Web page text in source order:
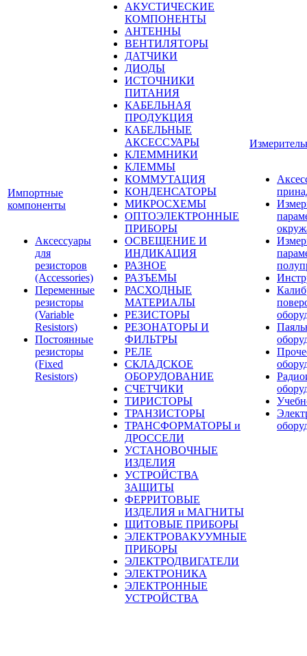
Импортные
компоненты
Аксессуары
для
резисторов
(Accessories)
Переменные
резисторы
(Variable
Resistors)
Постоянные
резисторы
(Fixed
Resistors)
АКУСТИЧЕСКИЕ
КОМПОНЕНТЫ
АНТЕННЫ
ВЕНТИЛЯТОРЫ
ДАТЧИКИ
ДИОДЫ
ИСТОЧНИКИ
ПИТАНИЯ
КАБЕЛЬНАЯ
ПРОДУКЦИЯ
КАБЕЛЬНЫЕ
АКСЕССУАРЫ
КЛЕММНИКИ
КЛЕММЫ
КОММУТАЦИЯ
КОНДЕНСАТОРЫ
МИКРОСХЕМЫ
ОПТОЭЛЕКТРОННЫЕ
ПРИБОРЫ
ОСВЕЩЕНИЕ И
ИНДИКАЦИЯ
РАЗНОЕ
РАЗЪЕМЫ
РАСХОДНЫЕ
МАТЕРИАЛЫ
РЕЗИСТОРЫ
РЕЗОНАТОРЫ И
ФИЛЬТРЫ
РЕЛЕ
СКЛАДСКОЕ
ОБОРУДОВАНИЕ
СЧЕТЧИКИ
ТИРИСТОРЫ
ТРАНЗИСТОРЫ
ТРАНСФОРМАТОРЫ и
ДРОССЕЛИ
УСТАНОВОЧНЫЕ
ИЗДЕЛИЯ
УСТРОЙСТВА
ЗАЩИТЫ
ФЕРРИТОВЫЕ
ИЗДЕЛИЯ и МАГНИТЫ
ЩИТОВЫЕ ПРИБОРЫ
ЭЛЕКТРОВАКУУМНЫЕ
ПРИБОРЫ
ЭЛЕКТРОДВИГАТЕЛИ
ЭЛЕКТРОНИКА
ЭЛЕКТРОННЫЕ
УСТРОЙСТВА